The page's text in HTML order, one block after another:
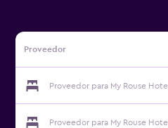
Proveedor
Proveedor para My Rouse Hotel
Proveedor para My Rouse Hotel